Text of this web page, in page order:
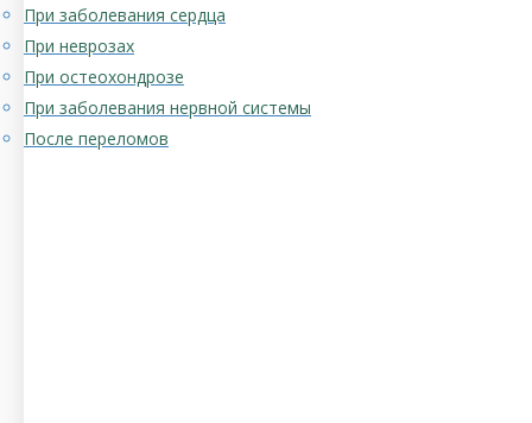
При заболевания сердца
При неврозах
При остеохондрозе
При заболевания нервной системы
После переломов